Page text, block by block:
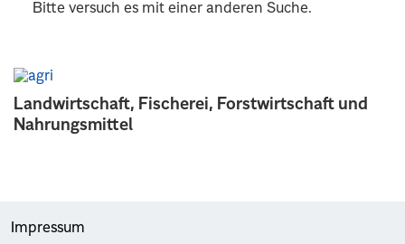
Landwirtschaft, Fischerei, Forstwirtschaft und
Nahrungsmittel
Bitte versuch es mit einer anderen Suche.
Impressum